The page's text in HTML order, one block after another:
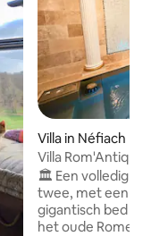
Villa in Néfiach
Villa
Rome
🏛️ Een volledig
twee, met een
gigantisch bed
het oude Rome